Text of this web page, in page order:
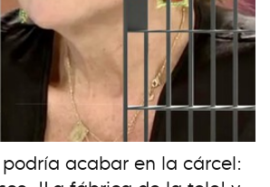
podría acabar en la cárcel: